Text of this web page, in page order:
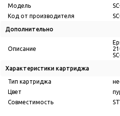
Модель
Код от производителя
Дополнительно
Описание
Характеристики картриджа
Тип картриджа
Цвет
Совместимость